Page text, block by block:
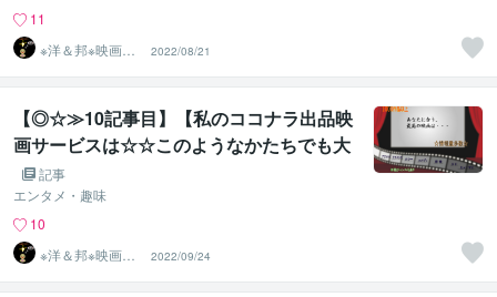
11
※洋＆邦※映画10
00作以上鑑賞済
のST
2022/08/21
【◎☆≫10記事目】【私のココナラ出品映
画サービスは☆☆このようなかたちでも大
歓迎☆☆】
記事
エンタメ・趣味
10
※洋＆邦※映画10
00作以上鑑賞済
のST
2022/09/24